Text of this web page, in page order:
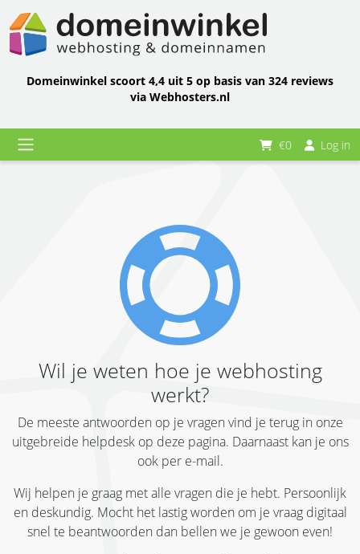
Domeinwinkel scoort 4,4 uit 5 op basis van 324 reviews
via Webhosters.nl
€0 Log in
Wil je weten hoe je webhosting
werkt?
De meeste antwoorden op je vragen vind je terug in onze
uitgebreide helpdesk op deze pagina. Daarnaast kan je ons
ook per e-mail.
Wij helpen je graag met alle vragen die je hebt. Persoonlijk
en deskundig. Mocht het lastig worden om je vraag digitaal
snel te beantwoorden dan bellen we je gewoon even!